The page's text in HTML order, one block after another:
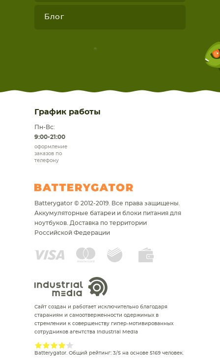
Блог
График работы
Пн-Вс:
9:00-21:00
оформление
заказов по
телефону
Batterygator © 2012-2019. Все права защищены.
Аккумуляторные батареи и блоки питания для
ноутбуков. Доставка по территории
Российской Федерации
Сайт создан и работает исключительно благодаря
стараниям и самоотверженности одержимых в
стремлении к совершенству гипер-мотивированных
сотрудников агентства Industrial Media
Batterygator. Общий рейтинг: 3/5 на основе 5169 человек.